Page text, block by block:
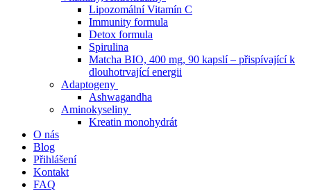
Lipozomální Vitamín C
Immunity formula
Detox formula
Spirulina
Matcha BIO, 400 mg, 90 kapslí – přispívající k
dlouhotrvající energii
Adaptogeny
Ashwagandha
Aminokyseliny
Kreatin monohydrát
O nás
Blog
Přihlášení
Kontakt
FAQ